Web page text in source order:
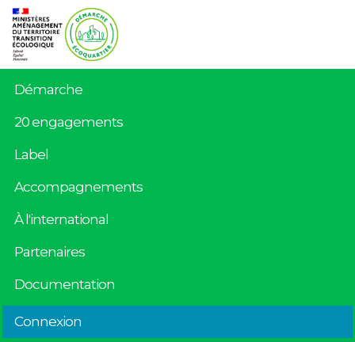
Démarche
20 engagements
Label
Accompagnements
À l'international
Partenaires
Documentation
Connexion